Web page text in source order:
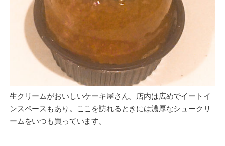
生クリームがおいしいケーキ屋さん。店内は広めでイートイ
ンスペースもあり。ここを訪れるときには濃厚なシュークリ
ームをいつも買っています。